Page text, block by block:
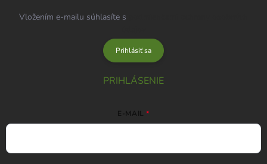
Vložením e-mailu súhlasíte s
Prihlásiť sa
PRIHLÁSENIE
E-MAIL